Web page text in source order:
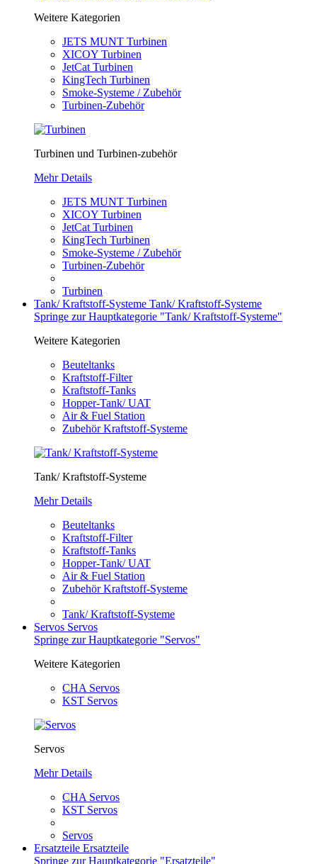
Weitere Kategorien
JETS MUNT Turbinen
XICOY Turbinen
JetCat Turbinen
KingTech Turbinen
Smoke-Systeme / Zubehör
Turbinen-Zubehör
Turbinen und Turbinen-zubehör
Mehr Details
JETS MUNT Turbinen
XICOY Turbinen
JetCat Turbinen
KingTech Turbinen
Smoke-Systeme / Zubehör
Turbinen-Zubehör
Turbinen
Tank/ Kraftstoff-Systeme Tank/ Kraftstoff-Systeme
Springe zur Hauptkategorie "Tank/ Kraftstoff-Systeme"
Weitere Kategorien
Beuteltanks
Kraftstoff-Filter
Kraftstoff-Tanks
Hopper-Tank/ UAT
Air & Fuel Station
Zubehör Kraftstoff-Systeme
Tank/ Kraftstoff-Systeme
Mehr Details
Beuteltanks
Kraftstoff-Filter
Kraftstoff-Tanks
Hopper-Tank/ UAT
Air & Fuel Station
Zubehör Kraftstoff-Systeme
Tank/ Kraftstoff-Systeme
Servos Servos
Springe zur Hauptkategorie "Servos"
Weitere Kategorien
CHA Servos
KST Servos
Servos
Mehr Details
CHA Servos
KST Servos
Servos
Ersatzteile Ersatzteile
Springe zur Hauptkategorie "Ersatzteile"